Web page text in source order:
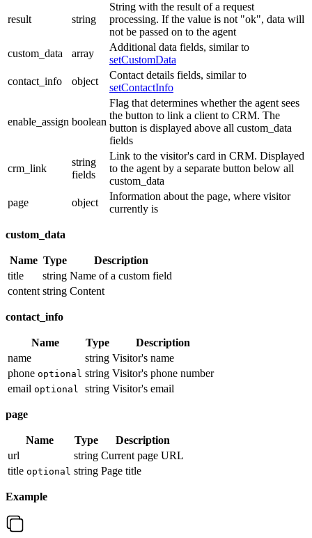
result string
String with the result of a request
processing. If the value is not "ok", data will
not be passed on to the agent
custom_data
array
Additional data fields, similar to
setCustomData
contact_info
object
Contact details fields, similar to
setContactInfo
enable_assign boolean
Flag that determines whether the agent sees
the button to link a client to CRM. The
button is displayed above all custom_data
fields
crm_link
string
fields
Link to the visitor's card in CRM. Displayed
to the agent by a separate button below all
custom_data
page
object
Information about the page, where visitor
currently is
custom_data
Name Type
Description
title
string Name of a custom field
content string Content
contact_info
Name Type
Description
name
string Visitor's name
phone optional string Visitor's phone number
email optional string Visitor's email
page
Name Type
Description
url
string Current page URL
title optional string Page title
Example